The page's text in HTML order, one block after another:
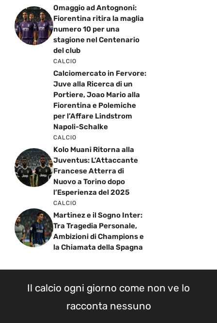
Omaggio ad Antognoni:
Fiorentina ritira la maglia
numero 10 per una
stagione nel Centenario
del club
CALCIO
Calciomercato in Fervore:
Juve alla Ricerca di un
Portiere, Joao Mario alla
Fiorentina e Polemiche
per l’Affare Lindstrom
Napoli-Schalke
CALCIO
Kolo Muani Ritorna alla
Juventus: L’Attaccante
Francese Atterra di
Nuovo a Torino dopo
l’Esperienza del 2025
CALCIO
Martinez e il Sogno Inter:
Tra Tragedia Personale,
Ambizioni di Champions e
la Chiamata della Spagna
Il calcio ogni giorno come non ve lo
racconta nessuno